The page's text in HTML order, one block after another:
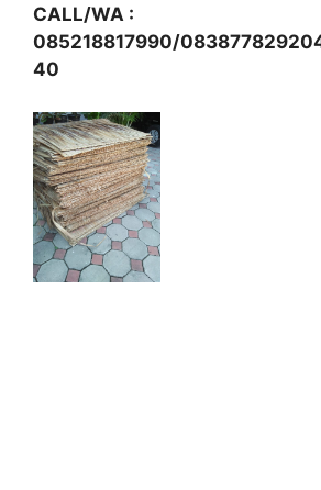
CALL/WA :
085218817990/
40